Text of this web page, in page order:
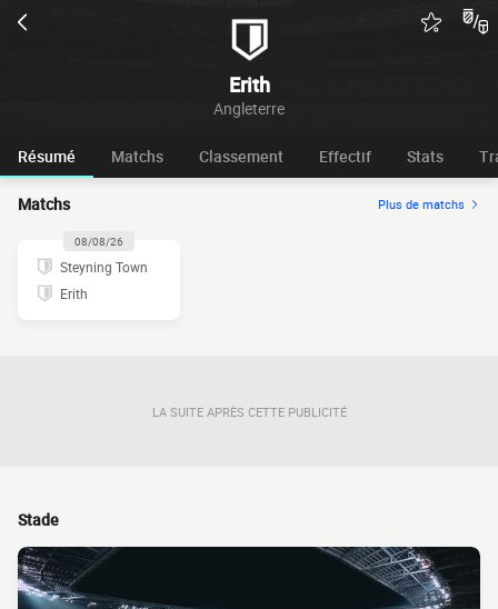
Erith
Angleterre
Résumé Matchs Classement Effectif Stats
Matchs Plus de matchs
08/08/26
Steyning Town
Erith
LA SUITE APRÈS CETTE PUBLICITÉ
Stade